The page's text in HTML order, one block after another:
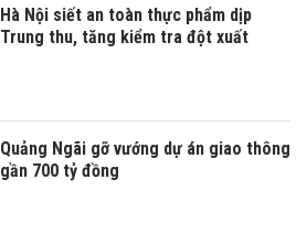
Hà Nội siết an toàn thực phẩm dịp
Trung thu, tăng kiểm tra đột xuất
Quảng Ngãi gỡ vướng dự án giao thông
gần 700 tỷ đồng